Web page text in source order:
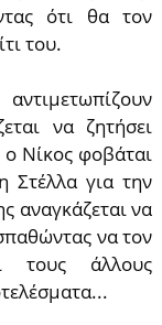
ότι θα τον
του.
να ζητήσει
Νίκος φοβάται
Στέλλα για την
αναγκάζεται να
να τον
τους άλλους